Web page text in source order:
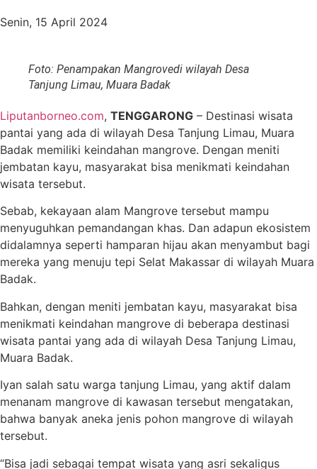
Senin, 15 April 2024
Foto: Penampakan Mangrovedi wilayah Desa
Tanjung Limau, Muara Badak
Liputanborneo.com, TENGGARONG – Destinasi wisata
pantai yang ada di wilayah Desa Tanjung Limau, Muara
Badak memiliki keindahan mangrove. Dengan meniti
jembatan kayu, masyarakat bisa menikmati keindahan
wisata tersebut.
Sebab, kekayaan alam Mangrove tersebut mampu
menyuguhkan pemandangan khas. Dan adapun ekosistem
didalamnya seperti hamparan hijau akan menyambut bagi
mereka yang menuju tepi Selat Makassar di wilayah Muara
Badak.
Bahkan, dengan meniti jembatan kayu, masyarakat bisa
menikmati keindahan mangrove di beberapa destinasi
wisata pantai yang ada di wilayah Desa Tanjung Limau,
Muara Badak.
Iyan salah satu warga tanjung Limau, yang aktif dalam
menanam mangrove di kawasan tersebut mengatakan,
bahwa banyak aneka jenis pohon mangrove di wilayah
tersebut.
“Bisa jadi sebagai tempat wisata yang asri sekaligus